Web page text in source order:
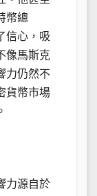
幣總
信心，吸
像馬斯克
力仍然不
貨幣市場
力源自於